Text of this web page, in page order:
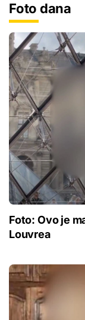
Foto dana
Foto: Ovo je
Louvrea